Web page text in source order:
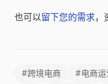
也可以留下您的需求，
#跨境电商 #电商运